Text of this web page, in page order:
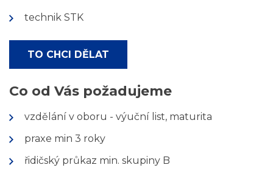
technik STK
TO CHCI DĚLAT
Co od Vás požadujeme
vzdělání v oboru - výuční list, maturita
praxe min 3 roky
řidičský průkaz min. skupiny B